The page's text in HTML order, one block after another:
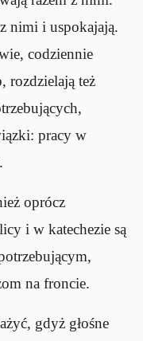
nimi i uspokajają.
codziennie
rozdzielają też
pracy w
oprócz
i w katechezie są
na froncie.
gdyż głośne